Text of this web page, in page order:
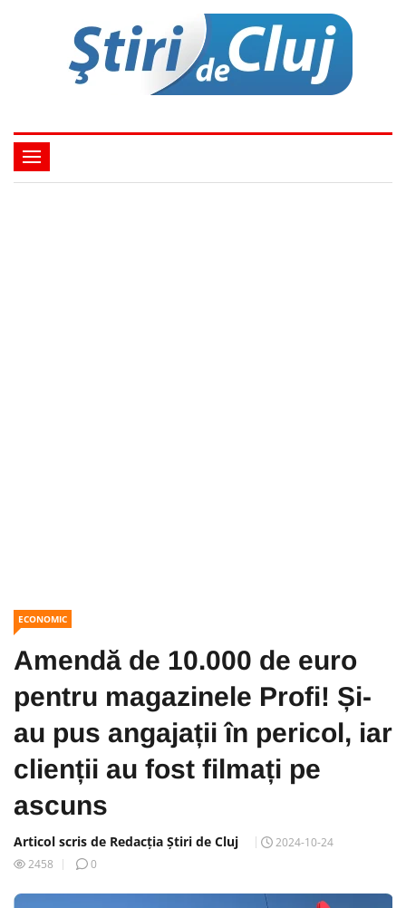
ECONOMIC
Amendă de 10.000 de euro
pentru magazinele Profi! Și-
au pus angajații în pericol, iar
clienții au fost filmați pe
ascuns
Articol scris de Redacția Știri de Cluj
2024-10-24
2458
0